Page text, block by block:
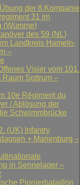
der 8.Kompanie
31 im
(Wümme)
des 59 (NL)
Landkreis Hameln-
–
Visier vom 101.
Raum Sottrum –
10e Régiment du
/ Ablösung der
Schwimmbrücke
(UK) Infantry
+ Marienburg –
in Sennelager –
Pionierbataillon